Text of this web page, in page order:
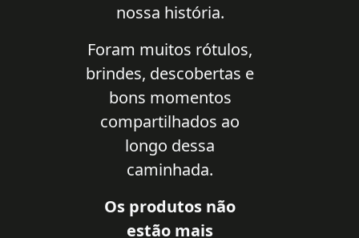
nossa história.
Foram muitos rótulos,
brindes, descobertas e
bons momentos
compartilhados ao
longo dessa
caminhada.
Os produtos não
estão mais